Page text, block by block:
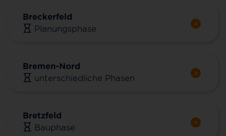
Breckerfeld
Planungsphase
Bremen-Nord
unterschiedliche Phasen
Bretzfeld
Bauphase